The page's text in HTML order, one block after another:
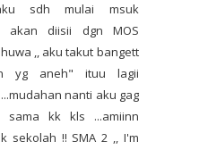
sdh mulai msuk
akan diisii dgn MOS
,, aku takut bangett
yg aneh" ituu lagii
nanti aku gag
sama kk kls ...amiinn
sekolah !! SMA 2 ,, I'm